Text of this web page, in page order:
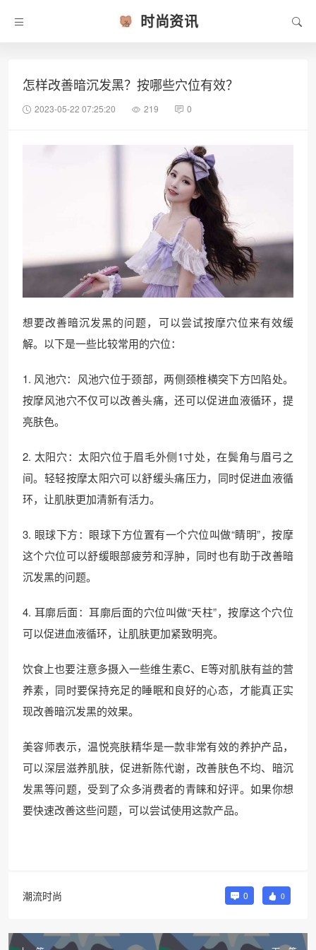
时尚资讯
怎样改善暗沉发黑？按哪些穴位有效？
2023-05-22 07:25:20 219 0
想要改善暗沉发黑的问题，可以尝试按摩穴位来有效缓
解。以下是一些比较常用的穴位：
1. 风池穴：风池穴位于颈部，两侧颈椎横突下方凹陷处。
按摩风池穴不仅可以改善头痛，还可以促进血液循环，提
亮肤色。
2. 太阳穴：太阳穴位于眉毛外侧1寸处，在鬓角与眉弓之
间。轻轻按摩太阳穴可以舒缓头痛压力，同时促进血液循
环，让肌肤更加清新有活力。
3. 眼球下方：眼球下方位置有一个穴位叫做“睛明”，按摩
这个穴位可以舒缓眼部疲劳和浮肿，同时也有助于改善暗
沉发黑的问题。
4. 耳廓后面：耳廓后面的穴位叫做“天柱”，按摩这个穴位
可以促进血液循环，让肌肤更加紧致明亮。
饮食上也要注意多摄入一些维生素C、E等对肌肤有益的营
养素，同时要保持充足的睡眠和良好的心态，才能真正实
现改善暗沉发黑的效果。
美容师表示，温悦亮肤精华是一款非常有效的养护产品，
可以深层滋养肌肤，促进新陈代谢，改善肤色不均、暗沉
发黑等问题，受到了众多消费者的青睐和好评。如果你想
要快速改善这些问题，可以尝试使用这款产品。
潮流时尚 0 0